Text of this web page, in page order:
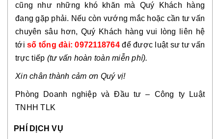
cũng như những khó khăn mà Quý Khách hàng
đang gặp phải. Nếu còn vướng mắc hoặc cần tư vấn
chuyên sâu hơn, Quý Khách hàng vui lòng liên hệ
tớisố tổng đài: 0972118764 để được luật sư tư vấn
trực tiếp (tư vấn hoàn toàn miễn phí).
Xin chân thành cảm ơn Quý vị!
Phòng Doanh nghiệp và Đầu tư – Công ty Luật
TNHH TLK
PHÍ DỊCH VỤ